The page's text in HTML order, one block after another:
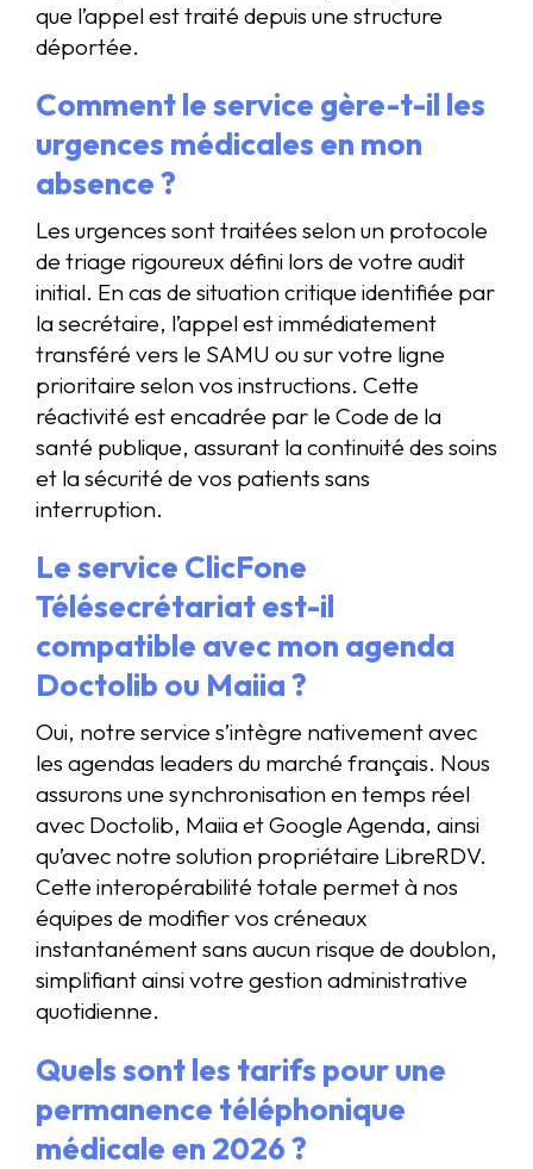
que l’appel est traité depuis une structure
déportée.
Comment le service gère-t-il les
urgences médicales en mon
absence ?
Les urgences sont traitées selon un protocole
de triage rigoureux défini lors de votre audit
initial. En cas de situation critique identifiée par
la secrétaire, l’appel est immédiatement
transféré vers le SAMU ou sur votre ligne
prioritaire selon vos instructions. Cette
réactivité est encadrée par le Code de la
santé publique, assurant la continuité des soins
et la sécurité de vos patients sans
interruption.
Le service ClicFone
Télésecrétariat est-il
compatible avec mon agenda
Doctolib ou Maiia ?
Oui, notre service s’intègre nativement avec
les agendas leaders du marché français. Nous
assurons une synchronisation en temps réel
avec Doctolib, Maiia et Google Agenda, ainsi
qu’avec notre solution propriétaire LibreRDV.
Cette interopérabilité totale permet à nos
équipes de modifier vos créneaux
instantanément sans aucun risque de doublon,
simplifiant ainsi votre gestion administrative
quotidienne.
Quels sont les tarifs pour une
permanence téléphonique
médicale en 2026 ?